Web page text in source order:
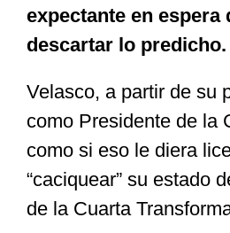
expectante en espera
descartar lo predicho.
Velasco, a partir de su
como Presidente de la
como si eso le diera
“caciquear” su estado
de la Cuarta